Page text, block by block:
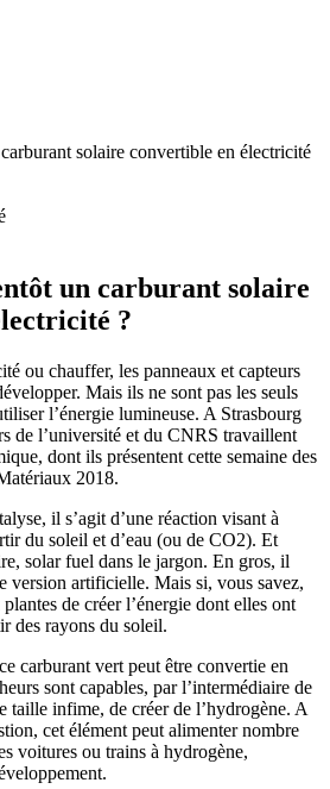
un carburant solaire
?
ou chauffer, les panneaux et capteurs
Mais ils ne sont pas les seuls
l’énergie lumineuse. A Strasbourg
de l’université et du CNRS travaillent
dont ils présentent cette semaine des
2018.
il s’agit d’une réaction visant à
du soleil et d’eau (ou de CO2). Et
solar fuel dans le jargon. En gros, il
version artificielle. Mais si, vous savez,
de créer l’énergie dont elles ont
des rayons du soleil.
carburant vert peut être convertie en
sont capables, par l’intermédiaire de
taille infime, de créer de l’hydrogène. A
cet élément peut alimenter nombre
voitures ou trains à hydrogène,